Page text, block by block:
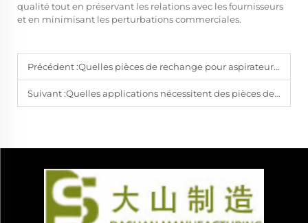
qualité tout en préservant les relations avec les fournisseurs
et en minimisant les perturbations commerciales.
Précédent :Quelles pièces de rechange pour aspirateurs-robots améliorent la performance à long terme ?
Suivant :Quelles applications nécessitent des pièces de rechange fiables pour aspirateurs-robots ?